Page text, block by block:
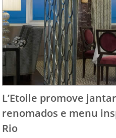
L’Etoile promove
renomados e menu
Rio